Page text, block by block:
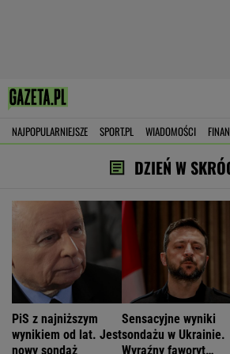
NAJPOPULARNIEJSZE SPORT.PL WIADOMOŚCI
DZIEŃ W
PiS z najniższym
wynikiem od lat. Jest
nowy sondaż
Sensacyjne wyniki
sondażu w Ukrainie.
Wyraźny faworyt